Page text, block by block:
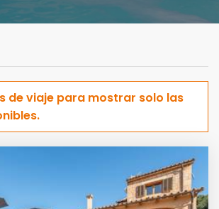
de viaje para mostrar solo las